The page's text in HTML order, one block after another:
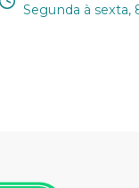
Segunda à sexta,